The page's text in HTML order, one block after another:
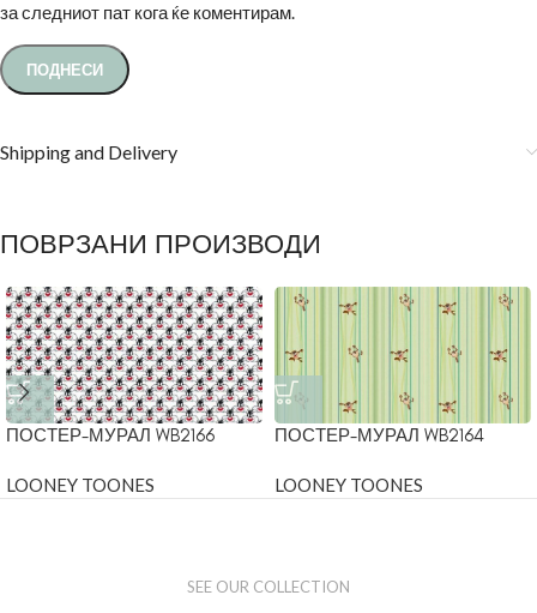
за следниот пат кога ќе коментирам.
Shipping and Delivery
ПОВРЗАНИ ПРОИЗВОДИ
ПОСТЕР-МУРАЛ WB2166
LOONEY TOONES
ПОСТЕР-МУРАЛ WB2164
LOONEY TOONES
SEE OUR COLLECTION